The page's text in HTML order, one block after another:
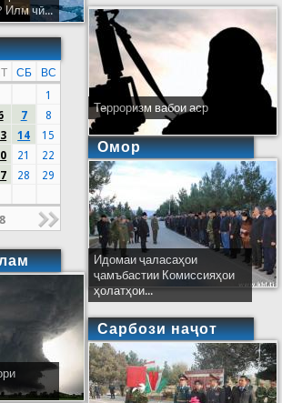
Илм чӣ...
СБ
ВС
1
7
8
14
15
21
22
28
29
Терроризм вабои аср
Омор
Идомаи ҷаласаҳои
ҷамъбастии Комиссияҳои
ҳолатҳои...
Сарбози наҷот